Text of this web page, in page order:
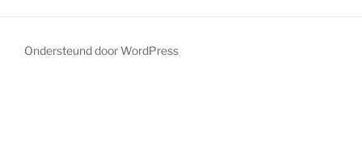
Ondersteund door WordPress